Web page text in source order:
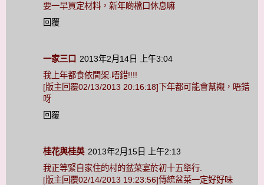
要一早買定材料，新年啲檔口休息嘛
回覆
一家三口 2013年2月14日 上午3:04
我上年都食依間架.唔錯!!!!
[版主回覆02/13/2013 20:16:18]下年都可能會幫襯，唔錯
呀
回覆
桂花與桂英 2013年2月15日 上午2:13
我正等緊自家住的村的盆菜宴於初十五舉行.
[版主回覆02/14/2013 19:23:56]傳統盆菜一定好好味